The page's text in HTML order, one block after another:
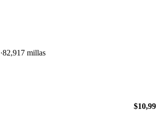
82,917 millas